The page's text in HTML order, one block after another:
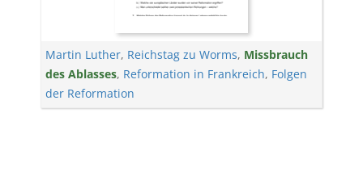
Martin Luther, Reichstag zu Worms, Missbrauch
des Ablasses, Reformation in Frankreich, Folgen
der Reformation